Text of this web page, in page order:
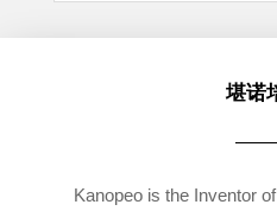
堪诺
Kanopeo is the Inventor